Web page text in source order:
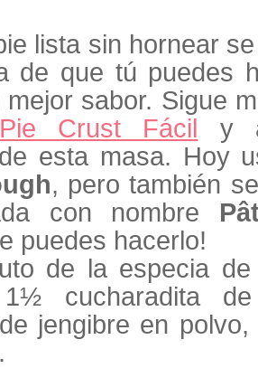
lista sin hornear
de que tú puedes
sabor. Sigue
Pie Crust Fácil y
esta masa. Hoy
, pero también
con nombre
puedes hacerlo!
de la especia
cucharadita
jengibre en